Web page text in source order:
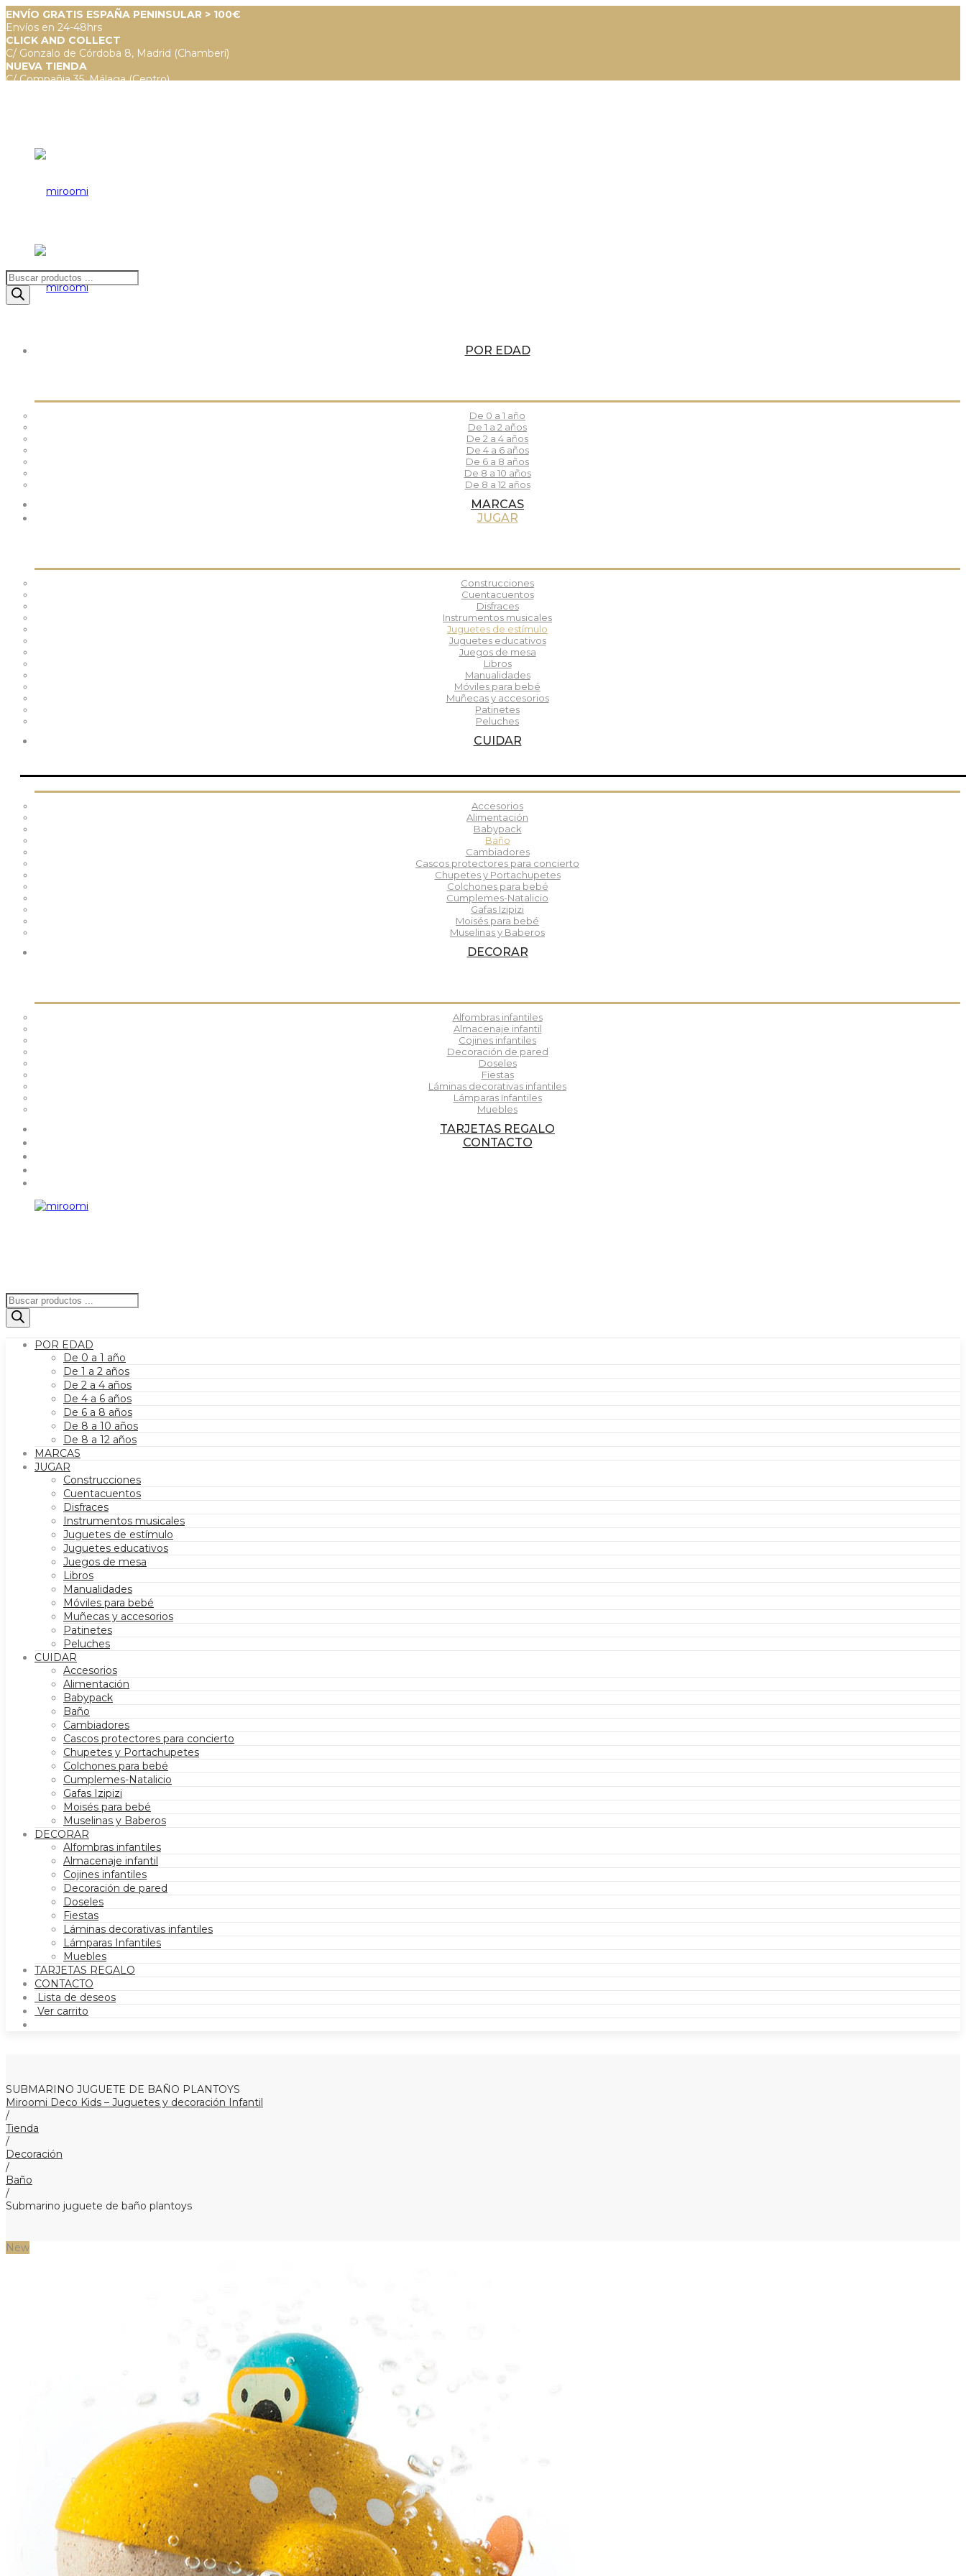
ENVÍO GRATIS ESPAÑA PENINSULAR > 100€
Envíos en 24-48hrs
CLICK AND COLLECT
C/ Gonzalo de Córdoba 8, Madrid (Chamberí)
NUEVA TIENDA
C/ Compañia 35, Málaga (Centro)
Búsqueda
de
productos
POR EDAD
De 0 a 1 año
De 1 a 2 años
De 2 a 4 años
De 4 a 6 años
De 6 a 8 años
De 8 a 10 años
De 8 a 12 años
MARCAS
JUGAR
Construcciones
Cuentacuentos
Disfraces
Instrumentos musicales
Juguetes de estímulo
Juguetes educativos
Juegos de mesa
Libros
Manualidades
Móviles para bebé
Muñecas y accesorios
Patinetes
Peluches
CUIDAR
Accesorios
Alimentación
Babypack
Baño
Cambiadores
Cascos protectores para concierto
Chupetes y Portachupetes
Colchones para bebé
Cumplemes-Natalicio
Gafas Izipizi
Moisés para bebé
Muselinas y Baberos
DECORAR
Alfombras infantiles
Almacenaje infantil
Cojines infantiles
Decoración de pared
Doseles
Fiestas
Láminas decorativas infantiles
Lámparas Infantiles
Muebles
TARJETAS REGALO
CONTACTO
Búsqueda
de
productos
POR EDAD
De 0 a 1 año
De 1 a 2 años
De 2 a 4 años
De 4 a 6 años
De 6 a 8 años
De 8 a 10 años
De 8 a 12 años
MARCAS
JUGAR
Construcciones
Cuentacuentos
Disfraces
Instrumentos musicales
Juguetes de estímulo
Juguetes educativos
Juegos de mesa
Libros
Manualidades
Móviles para bebé
Muñecas y accesorios
Patinetes
Peluches
CUIDAR
Accesorios
Alimentación
Babypack
Baño
Cambiadores
Cascos protectores para concierto
Chupetes y Portachupetes
Colchones para bebé
Cumplemes-Natalicio
Gafas Izipizi
Moisés para bebé
Muselinas y Baberos
DECORAR
Alfombras infantiles
Almacenaje infantil
Cojines infantiles
Decoración de pared
Doseles
Fiestas
Láminas decorativas infantiles
Lámparas Infantiles
Muebles
TARJETAS REGALO
CONTACTO
Lista de deseos
Ver carrito
SUBMARINO JUGUETE DE BAÑO PLANTOYS
Miroomi Deco Kids – Juguetes y decoración Infantil
/
Tienda
/
Decoración
/
Baño
/
Submarino juguete de baño plantoys
New